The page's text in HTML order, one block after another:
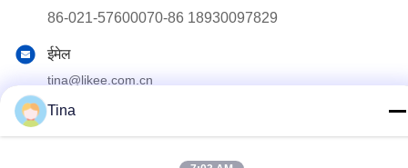
86-021-57600070-86 18930097829
ईमेल
tina@likee.com.cn
पता
No.780 Xinlin Road, Zhelin Town,Fengxian District, शंघाई, चीन
Tina